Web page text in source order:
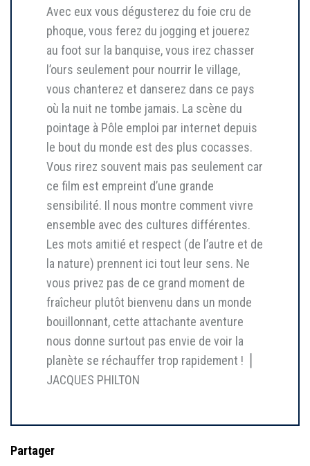
Avec eux vous dégusterez du foie cru de
phoque, vous ferez du jogging et jouerez
au foot sur la banquise, vous irez chasser
l’ours seulement pour nourrir le village,
vous chanterez et danserez dans ce pays
où la nuit ne tombe jamais. La scène du
pointage à Pôle emploi par internet depuis
le bout du monde est des plus cocasses.
Vous rirez souvent mais pas seulement car
ce film est empreint d’une grande
sensibilité. Il nous montre comment vivre
ensemble avec des cultures différentes.
Les mots amitié et respect (de l’autre et de
la nature) prennent ici tout leur sens. Ne
vous privez pas de ce grand moment de
fraîcheur plutôt bienvenu dans un monde
bouillonnant, cette attachante aventure
nous donne surtout pas envie de voir la
planète se réchauffer trop rapidement ! ⎥
JACQUES PHILTON
Partager